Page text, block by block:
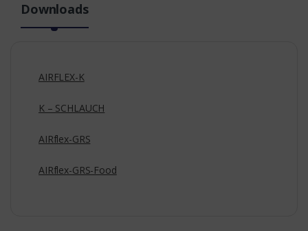
Downloads
AIRFLEX-K
K – SCHLAUCH
AIRflex-GRS
AIRflex-GRS-Food